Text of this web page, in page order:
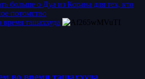
больше о Дуа из Корана для тех, кто
потомство
ташаххуда
во время ташаххуда